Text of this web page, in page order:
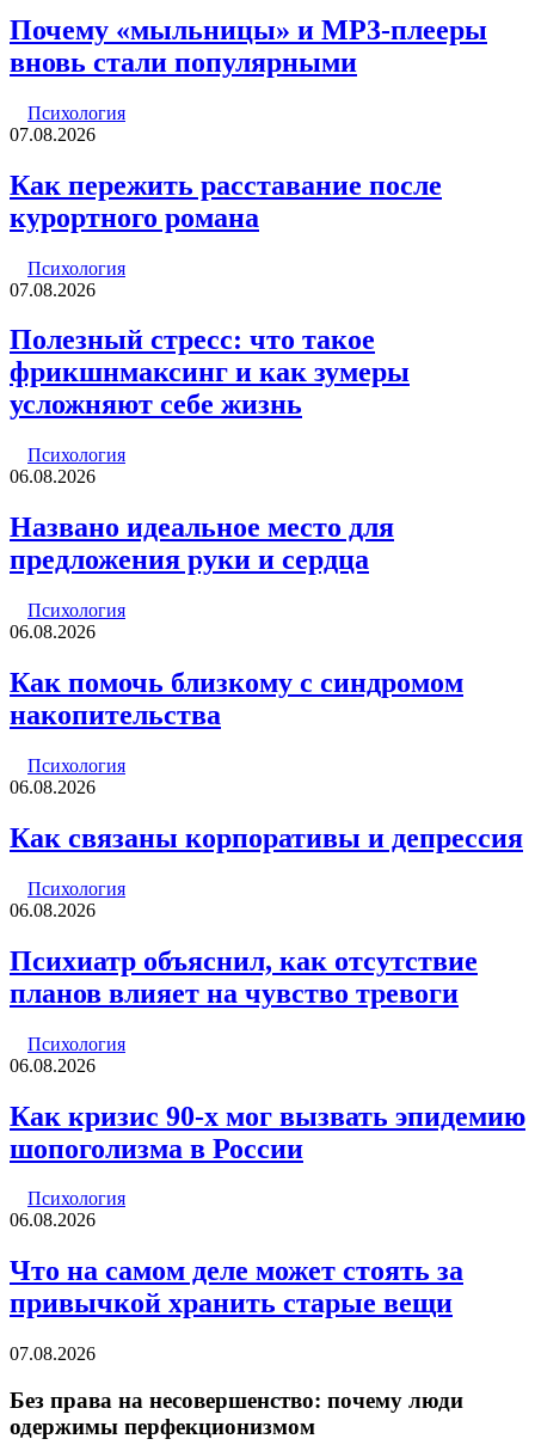
Почему «мыльницы» и MP3-плееры
вновь стали популярными
Психология
07.08.2026
Как пережить расставание после
курортного романа
Психология
07.08.2026
Полезный стресс: что такое
фрикшнмаксинг и как зумеры
усложняют себе жизнь
Психология
06.08.2026
Названо идеальное место для
предложения руки и сердца
Психология
06.08.2026
Как помочь близкому с синдромом
накопительства
Психология
06.08.2026
Как связаны корпоративы и депрессия
Психология
06.08.2026
Психиатр объяснил, как отсутствие
планов влияет на чувство тревоги
Психология
06.08.2026
Как кризис 90-х мог вызвать эпидемию
шопоголизма в России
Психология
06.08.2026
Что на самом деле может стоять за
привычкой хранить старые вещи
07.08.2026
Без права на несовершенство: почему люди
одержимы перфекционизмом